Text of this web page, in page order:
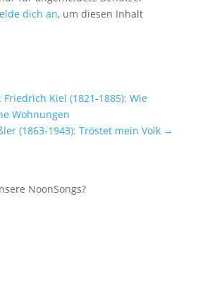
dich an, um diesen Inhalt
Friedrich Kiel (1821-1885): Wie
Wohnungen
(1863-1943): Tröstet mein Volk →
NoonSongs?